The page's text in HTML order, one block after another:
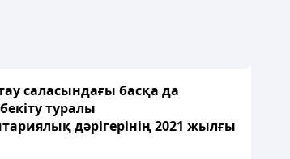
саласындағы басқа да
туралы
дәрігерінің 2021 жылғы